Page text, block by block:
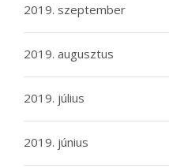
2019. szeptember
2019. augusztus
2019. július
2019. június